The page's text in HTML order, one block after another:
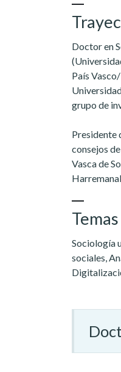
Doctor en
País
grupo de
Presidente
consejos
Vasca de
Temas
Sociología
sociales,